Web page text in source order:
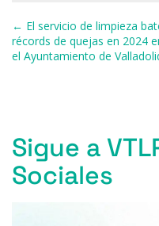
o
o
k
y
s
Navegación de
← El servicio de limpieza
récords de quejas en 2024
el Ayuntamiento de
Sigue a
Sociales